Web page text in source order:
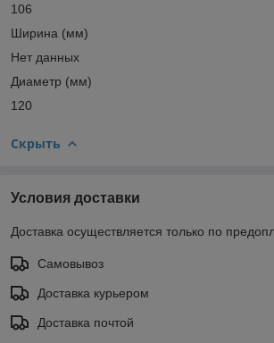
106
Ширина (мм)
Нет данных
Диаметр (мм)
120
Скрыть
Условия доставки
Доставка осуществляется только по
Самовывоз
Доставка курьером
Доставка почтой